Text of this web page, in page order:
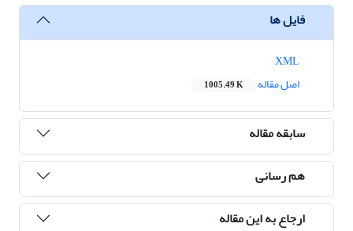
فایل ها
اصل مقاله
1005.49 K
سابقه مقاله
هم رسانی
ارجاع به این مقاله